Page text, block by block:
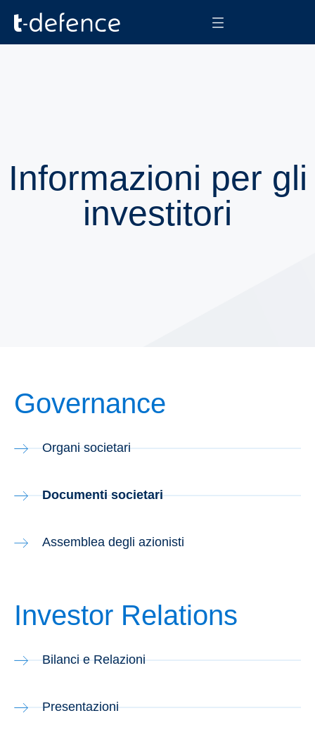
Informazioni per gli
investitori
Governance
Organi societari
Documenti societari
Assemblea degli azionisti
Investor Relations
Bilanci e Relazioni
Presentazioni